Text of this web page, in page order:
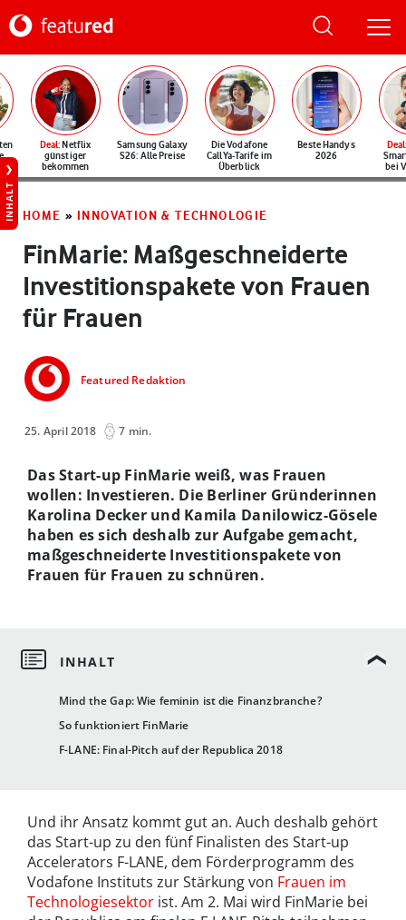
Deal: Netflix
günstiger
bekommen
Samsung Galaxy
S26: Alle Preise
Die Vodafone
CallYa-Tarife im
Überblick
Beste Handys
2026
Deal
bei
INHALT HOME » INNOVATION & TECHNOLOGIE
FinMarie: Maßgeschneiderte
Investitionspakete von Frauen
für Frauen
Featured Redaktion
25. April 2018 7 min.
Mind the Gap: Wie feminin ist die Finanzbranche?
So funktioniert FinMarie
F-LANE: Final-Pitch auf der Republica 2018
Das Start-up FinMarie weiß, was Frauen
wollen: Investieren. Die Berliner Gründerinnen
Karolina Decker und Kamila Danilowicz-Gösele
haben es sich deshalb zur Aufgabe gemacht,
maßgeschneiderte Investitionspakete von
Frauen für Frauen zu schnüren.
Und ihr Ansatz kommt gut an. Auch deshalb gehört
das Start-up zu den fünf Finalisten des Start-up
Accelerators F-LANE, dem Förderprogramm des
Vodafone Instituts zur Stärkung von Frauen im
Technologiesektor ist. Am 2. Mai wird FinMarie bei